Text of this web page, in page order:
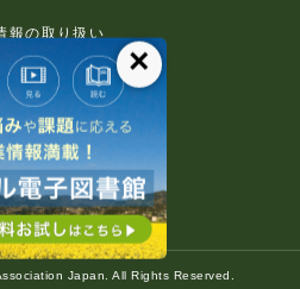
報の取り扱い
免責事項
利用規約
推奨環境
等について
Japan. All Rights Reserved.
×